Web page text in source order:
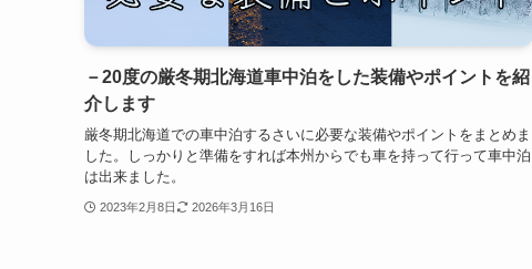
－20度の厳冬期北海道車中泊をした装備やポイントを紹
介します
厳冬期北海道での車中泊するさいに必要な装備やポイントをまとめま
した。しっかりと準備をすれば本州からでも車を持って行って車中泊
は出来ました。
2023年2月8日 2026年3月16日